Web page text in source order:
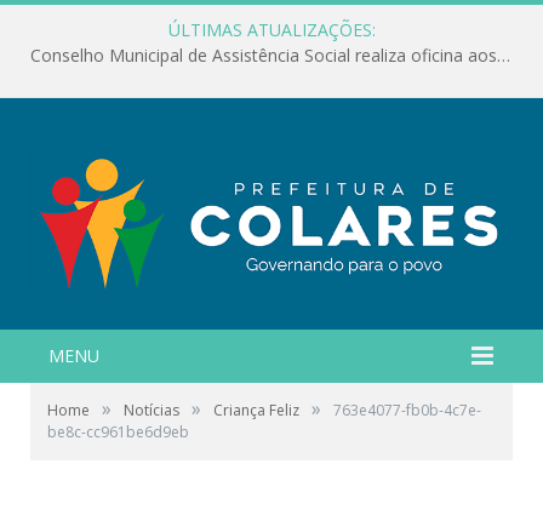
ÚLTIMAS ATUALIZAÇÕES:
Conselho Municipal de Assistência Social realiza oficina aos servidores
MENU
Home » Notícias » Criança Feliz »
763e4077-fb0b-4c7e-
be8c-cc961be6d9eb